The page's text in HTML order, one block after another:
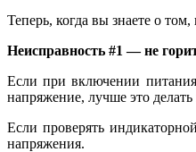
Теперь, когда вы знаете о
Неисправность #1 — не
Если при включении
напряжение, лучше это
Если проверять
напряжения.